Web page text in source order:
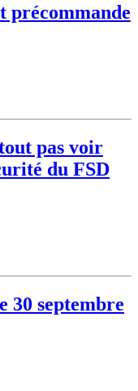
précommande
pas voir
du FSD
30 septembre